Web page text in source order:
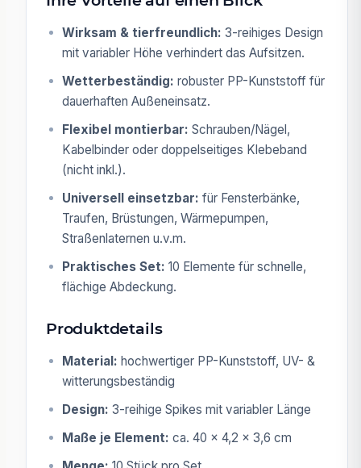
Wirksam & tierfreundlich: 3-reihiges Design
mit variabler Höhe verhindert das Aufsitzen.
Wetterbeständig: robuster PP-Kunststoff für
dauerhaften Außeneinsatz.
Flexibel montierbar: Schrauben/Nägel,
Kabelbinder oder doppelseitiges Klebeband
(nicht inkl.).
Universell einsetzbar: für Fensterbänke,
Traufen, Brüstungen, Wärmepumpen,
Straßenlaternen u.v.m.
Praktisches Set: 10 Elemente für schnelle,
flächige Abdeckung.
Produktdetails
Material: hochwertiger PP-Kunststoff, UV- &
witterungsbeständig
Design: 3-reihige Spikes mit variabler Länge
Maße je Element: ca. 40 × 4,2 × 3,6 cm